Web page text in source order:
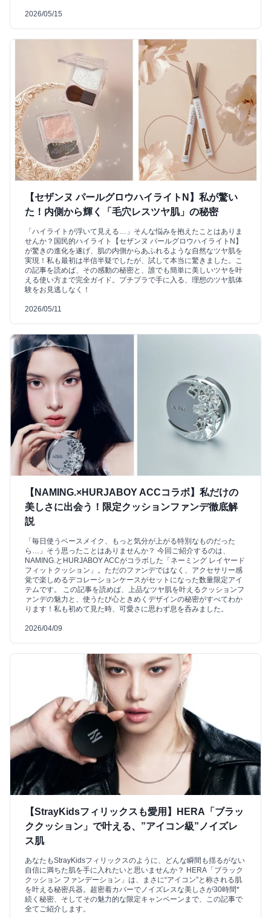
2026/05/15
【セザンヌ パールグロウハイライトN】私が驚い
た！内側から輝く「毛穴レスツヤ肌」の秘密
「ハイライトが浮いて見える…」そんな悩みを抱えたことはありま
せんか？国民的ハイライト【セザンヌ パールグロウハイライトN】
が驚きの進化を遂げ、肌の内側からあふれるような自然なツヤ肌を
実現！私も最初は半信半疑でしたが、試して本当に驚きました。こ
の記事を読めば、その感動の秘密と、誰でも簡単に美しいツヤを叶
える使い方まで完全ガイド。プチプラで手に入る、理想のツヤ肌体
験をお見逃しなく！
2026/05/11
【NAMING.×HURJABOY ACCコラボ】私だけの
美しさに出会う！限定クッションファンデ徹底解
説
「毎日使うベースメイク、もっと気分が上がる特別なものだった
ら…」そう思ったことはありませんか？ 今回ご紹介するのは、
NAMING.とHURJABOY ACCがコラボした「ネーミング レイヤード
フィットクッション」。ただのファンデではなく、アクセサリー感
覚で楽しめるデコレーションケースがセットになった数量限定アイ
テムです。 この記事を読めば、上品なツヤ肌を叶えるクッションフ
ァンデの魅力と、使うたび心ときめくデザインの秘密がすべてわか
ります！私も初めて見た時、可愛さに思わず息を呑みました。
2026/04/09
【StrayKidsフィリックスも愛用】HERA「ブラッ
ククッション」で叶える、”アイコン級”ノイズレ
ス肌
あなたもStrayKidsフィリックスのように、どんな瞬間も揺るがない
自信に満ちた肌を手に入れたいと思いませんか？ HERA「ブラック
クッション ファンデーション」は、まさに“アイコン”と称される肌
を叶える秘密兵器。超密着カバーでノイズレスな美しさが30時間*
続く秘密、そしてその魅力的な限定キャンペーンまで、この記事で
全てご紹介します。